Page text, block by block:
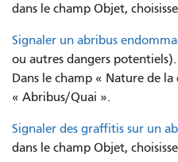
dans le champ Objet,
Signaler un abribus
ou autres dangers potentiels).
Dans le champ « Nature de la
« Abribus/Quai ».
Signaler des graffitis sur un
dans le champ Objet,